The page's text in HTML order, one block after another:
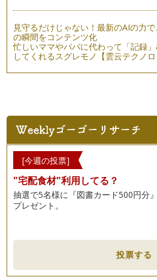
あたたかい日差しの中で日に日に緑
…
クレイとハーブを使ったオススメの日
今年の桜は遅咲きでしたが、入学式
花粉の時期を乗り切る３種のおすす
そろそろ暖かい日も増え、少しずつ
よう…
本格的な花粉シーズンが始まる前に
あと１週間もすれば『啓蟄』。そろ
すね。 …
髪の健康をアロマでサポート
２月も半ばになり、少しあたたか
バレンタインを香りで演出
見守るだけじゃない！最新のAIの力で
の瞬間をコンテンツ化
忙しいママやパパに代わって「記録」
してくれるスグレモノ【雲云テクノロ
[今週の投票]
"宅配食材"利用してる？
抽選で5名様に『図書カード500円分
プレゼント。
投票する